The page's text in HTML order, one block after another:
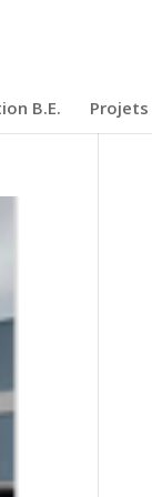
B.E. Projets